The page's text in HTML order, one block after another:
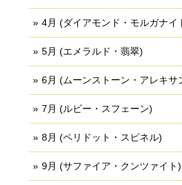
4月 (ダイアモンド・モルガナイ
5月 (エメラルド・翡翠)
6月 (ムーンストーン・アレキサ
7月 (ルビー・スフェーン)
8月 (ペリドット・スピネル)
9月 (サファイア・クンツァイト)